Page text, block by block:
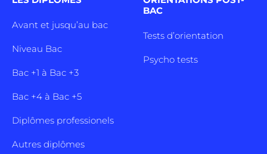
Avant et jusqu’au bac
Niveau Bac
Bac +1 à Bac +3
Bac +4 à Bac +5
Diplômes professionels
Autres diplômes
BAC
Tests d’orientation
Psycho tests